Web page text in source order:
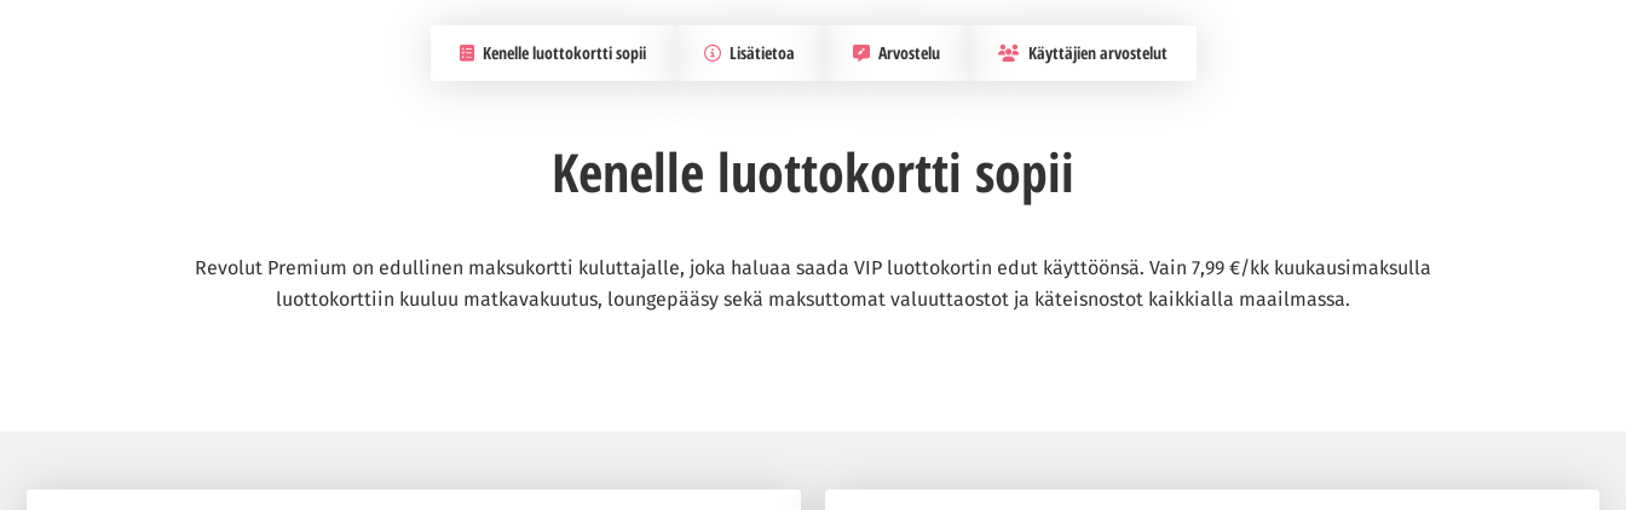
Kenelle luottokortti sopii Lisätietoa Arvostelu Käyttäjien arvostelut
Kenelle luottokortti sopii
Revolut Premium on edullinen maksukortti kuluttajalle, joka haluaa saada VIP luottokortin edut käyttöönsä. Vain 7,99 €/kk kuukausimaksulla
luottokorttiin kuuluu matkavakuutus, loungepääsy sekä maksuttomat valuuttaostot ja käteisnostot kaikkialla maailmassa.